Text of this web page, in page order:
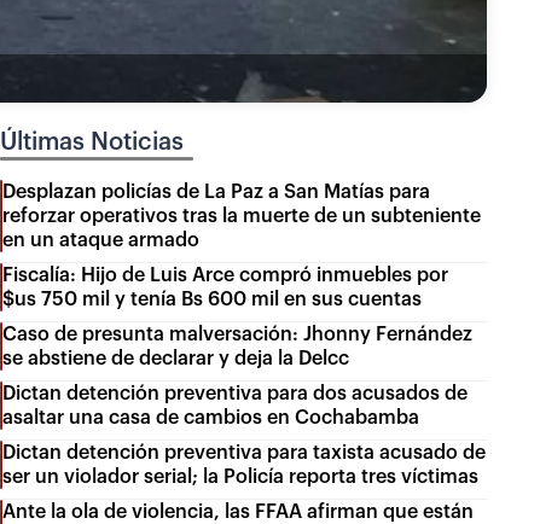
Últimas Noticias
Desplazan policías de La Paz a San Matías para
reforzar operativos tras la muerte de un subteniente
en un ataque armado
Fiscalía: Hijo de Luis Arce compró inmuebles por
$us 750 mil y tenía Bs 600 mil en sus cuentas
Caso de presunta malversación: Jhonny Fernández
se abstiene de declarar y deja la Delcc
Dictan detención preventiva para dos acusados de
asaltar una casa de cambios en Cochabamba
Dictan detención preventiva para taxista acusado de
ser un violador serial; la Policía reporta tres víctimas
Ante la ola de violencia, las FFAA afirman que están